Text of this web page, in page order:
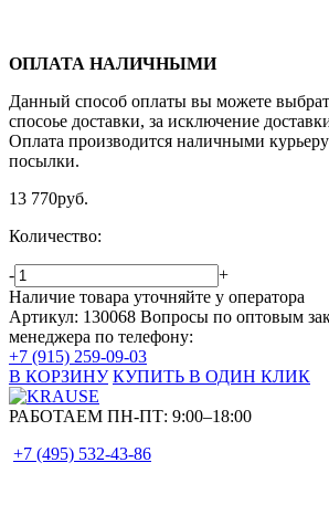
ОПЛАТА НАЛИЧНЫМИ
Данный способ оплаты вы можете
спосоье доставки, за исключение
Оплата производится наличными
посылки.
13 770руб.
Количество:
-
+
Наличие товара уточняйте у оператора
Артикул: 130068 Вопросы по оптовым
менеджера по телефону:
+7 (915) 259-09-03
В КОРЗИНУ КУПИТЬ В ОДИН КЛИК
РАБОТАЕМ ПН-ПТ: 9:00–18:00
+7 (495) 532-43-86